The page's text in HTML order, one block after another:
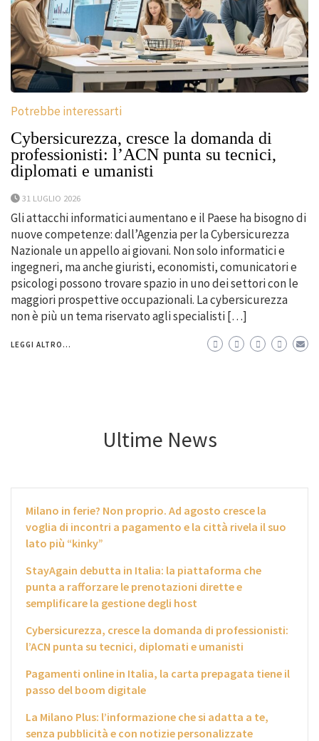
Potrebbe interessarti
Cybersicurezza, cresce la domanda di
professionisti: l’ACN punta su tecnici,
diplomati e umanisti
31 LUGLIO 2026
Gli attacchi informatici aumentano e il Paese ha bisogno di
nuove competenze: dall’Agenzia per la Cybersicurezza
Nazionale un appello ai giovani. Non solo informatici e
ingegneri, ma anche giuristi, economisti, comunicatori e
psicologi possono trovare spazio in uno dei settori con le
maggiori prospettive occupazionali. La cybersicurezza
non è più un tema riservato agli specialisti […]
LEGGI ALTRO...
Ultime News
Milano in ferie? Non proprio. Ad agosto cresce la
voglia di incontri a pagamento e la città rivela il suo
lato più “kinky”
StayAgain debutta in Italia: la piattaforma che
punta a rafforzare le prenotazioni dirette e
semplificare la gestione degli host
Cybersicurezza, cresce la domanda di professionisti:
l’ACN punta su tecnici, diplomati e umanisti
Pagamenti online in Italia, la carta prepagata tiene il
passo del boom digitale
La Milano Plus: l’informazione che si adatta a te,
senza pubblicità e con notizie personalizzate